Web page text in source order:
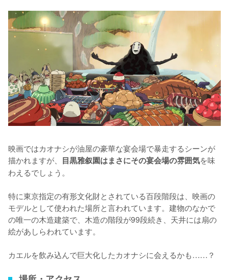
映画ではカオナシが油屋の豪華な宴会場で暴走するシーンが
描かれますが、 目黒雅叙園はまさにその宴会場の雰囲気を味
わえるでしょう。
特に東京指定の有形文化財とされている百段階段は、映画の
モデルとして使われた場所と言われています。建物のなかで
の唯一の木造建築で、木造の階段が99段続き、天井には扇の
絵があしらわれています。
カエルを飲み込んで巨大化したカオナシに会えるかも……？